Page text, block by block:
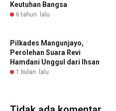
Keutuhan Bangsa
6 tahun lalu
Pilkades Mangunjayo,
Perolehan Suara Revi
Hamdani Unggul dari Ihsan
1 bulan lalu